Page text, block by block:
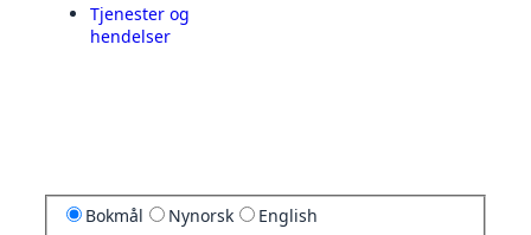
Tjenester og
hendelser
Bokmål Nynorsk English